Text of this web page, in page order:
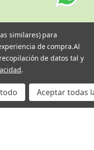
similares) para
de compra.Al
de datos tal y
.
Aceptar todas